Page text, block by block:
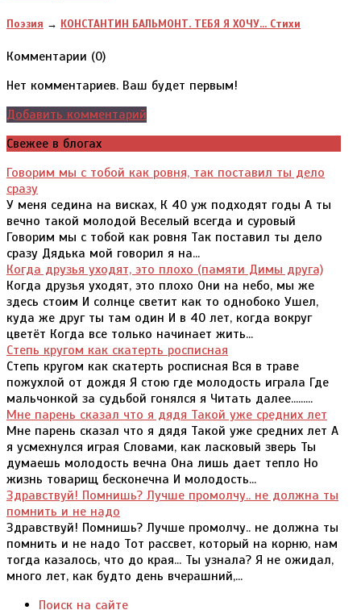
Поэзия → КОНСТАНТИН БАЛЬМОНТ. ТЕБЯ Я ХОЧУ... Стихи
Комментарии (0)
Нет комментариев. Ваш будет первым!
Добавить комментарий
Свежее в блогах
Говорим мы с тобой как ровня, так поставил ты дело
сразу
У меня седина на висках, К 40 уж подходят годы А ты
вечно такой молодой Веселый всегда и суровый
Говорим мы с тобой как ровня Так поставил ты дело
сразу Дядька мой говорил я на...
Когда друзья уходят, это плохо (памяти Димы друга)
Когда друзья уходят, это плохо Они на небо, мы же
здесь стоим И солнце светит как то однобоко Ушел,
куда же друг ты там один И в 40 лет, когда вокруг
цветёт Когда все только начинает жить...
Степь кругом как скатерть росписная
Степь кругом как скатерть росписная Вся в траве
пожухлой от дождя Я стою где молодость играла Где
мальчонкой за судьбой гонялся я Читать далее.........
Мне парень сказал что я дядя Такой уже средних лет
Мне парень сказал что я дядя Такой уже средних лет А
я усмехнулся играя Словами, как ласковый зверь Ты
думаешь молодость вечна Она лишь дает тепло Но
жизнь товарищ бесконечна И молодость...
Здравствуй! Помнишь? Лучше промолчу.. не должна ты
помнить и не надо
Здравствуй! Помнишь? Лучше промолчу.. не должна ты
помнить и не надо Тот рассвет, который на корню, нам
тогда казалось, что до края... Ты узнала? Я не ожидал,
много лет, как будто день вчерашний,...
Поиск на сайте